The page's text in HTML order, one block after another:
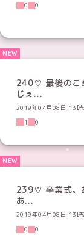
0
0
240♡ 最後のこ
じぇ...
2019年04月08日 13時
1
0
239♡ 卒業式。
あ...
2019年04月08日 13時
0
0